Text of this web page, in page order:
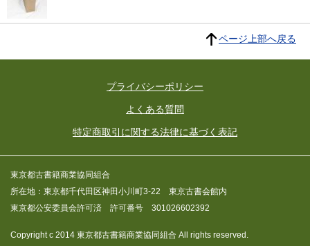
ページ上部へ戻る
プライバシーポリシー
よくある質問
特定商取引に関する法律に基づく表記
東京都古書籍商業協同組合
所在地：東京都千代田区神田小川町3-22 東京古書会館内
東京都公安委員会許可済 許可番号 301026602392
Copyright c 2014 東京都古書籍商業協同組合 All rights reserved.